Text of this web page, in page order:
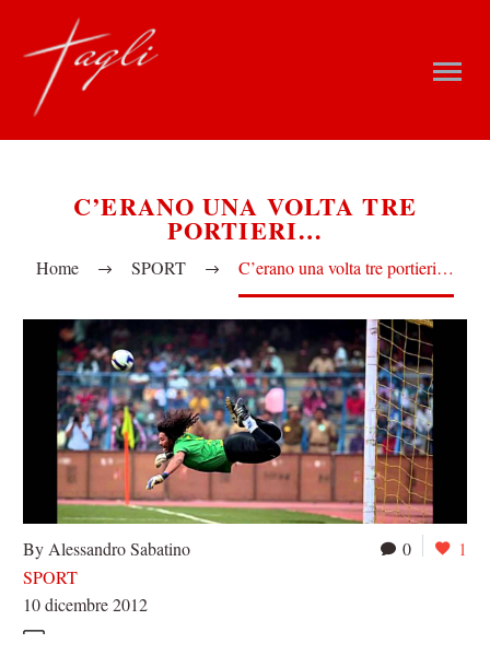
C’ERANO UNA VOLTA TRE
PORTIERI…
Home SPORT C’erano una volta tre portieri…
0 1
By Alessandro Sabatino
SPORT
10 dicembre 2012